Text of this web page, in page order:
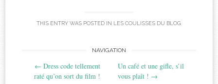
THIS ENTRY WAS POSTED IN LES COULISSES DU BLOG.
navigation
NAVIGATION
← Dress code tellement
raté qu’on sort du film !
Un café et une gifle, s’il
vous plaît ! →